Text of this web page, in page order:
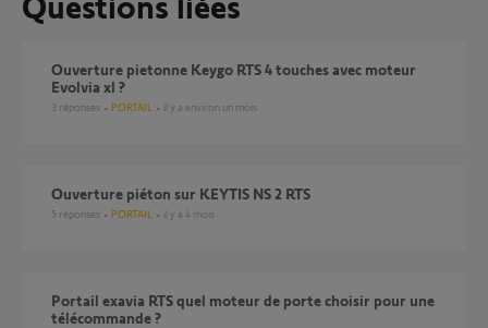
Ouverture pietonne Keygo RTS 4 touches avec moteur
Evolvia xl ?
3 réponses PORTAIL il y a environ un mois
Ouverture piéton sur KEYTIS NS 2 RTS
5 réponses PORTAIL il y a 4 mois
Portail exavia RTS quel moteur de porte choisir pour une
télécommande ?